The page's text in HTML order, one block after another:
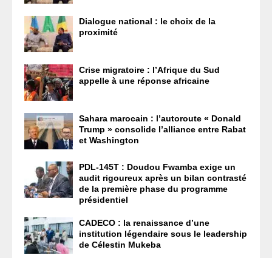
Dialogue national : le choix de la
proximité
Crise migratoire : l’Afrique du Sud
appelle à une réponse africaine
Sahara marocain : l’autoroute « Donald
Trump » consolide l’alliance entre Rabat
et Washington
PDL-145T : Doudou Fwamba exige un
audit rigoureux après un bilan contrasté
de la première phase du programme
présidentiel
CADECO : la renaissance d’une
institution légendaire sous le leadership
de Célestin Mukeba